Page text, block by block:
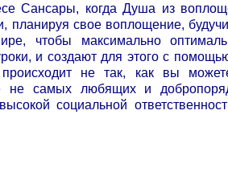
Сансары, когда Душа из
планируя свое воплощение,
чтобы максимально
и создают для этого с
не так, как вы
не самых любящих и
социальной